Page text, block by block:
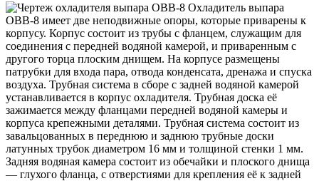
Охладитель выпара
ОВВ-8 имеет две неподвижные опоры, которые приварены к
корпусу. Корпус состоит из трубы с фланцем, служащим для
соединения с передней водяной камерой, и приваренным с
другого торца плоским днищем. На корпусе размещены
патрубки для входа пара, отвода конденсата, дренажа и спуска
воздуха. Трубная система в сборе с задней водяной камерой
устанавливается в корпус охладителя. Трубная доска её
зажимается между фланцами передней водяной камеры и
корпуса крепежными деталями. Трубная система состоит из
завальцованных в переднюю и заднюю трубные доски
латунных трубок диаметром 16 мм и толщиной стенки 1 мм.
Задняя водяная камера состоит из обечайки и плоского днища
— глухого фланца, с отверстиями для крепления её к задней